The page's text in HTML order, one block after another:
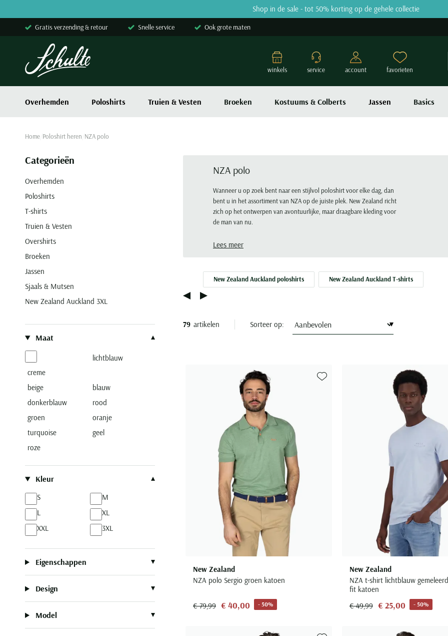
Shop in de sale - tot 50% korting op de gehele collectie
Gratis verzending & retour Snelle service Ook grote maten
Overhemden Poloshirts Truien & Vesten Broeken Kostuums & Colberts Jassen Basics
winkels service account favorieten
Home Poloshirt heren NZA polo
NZA polo
Wanneer u op zoek bent naar een stijlvol poloshirt voor elke dag, dan
bent u in het assortiment van NZA op de juiste plek. New Zealand richt
zich op het ontwerpen van avontuurlijke, maar draagbare kleding voor
de man van nu.
Lees meer
New Zealand Auckland poloshirts New Zealand Auckland T-shirts
Categorieën
Overhemden
Poloshirts
T-shirts
Truien & Vesten
Overshirts
Broeken
Jassen
Sjaals & Mutsen
New Zealand Auckland 3XL
Maat
creme
lichtblauw
beige
blauw
donkerblauw
rood
groen
oranje
turquoise
geel
roze
Kleur
S
M
L
XL
XXL
3XL
Eigenschappen
Design
Model
79 artikelen Sorteer op:
New Zealand
NZA polo Sergio groen katoen
€ 79,99 € 40,00 - 50%
Toevoegen aan favorieten
New Zealand
NZA t-shirt lichtblauw
fit katoen
€ 49,99 € 25,00 - 50%